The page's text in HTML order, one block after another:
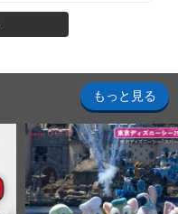
もっと見る